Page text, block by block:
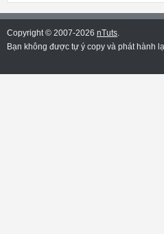
Copyright © 2007-2026 nTuts.
Bạn không được tự ý copy và phát hành